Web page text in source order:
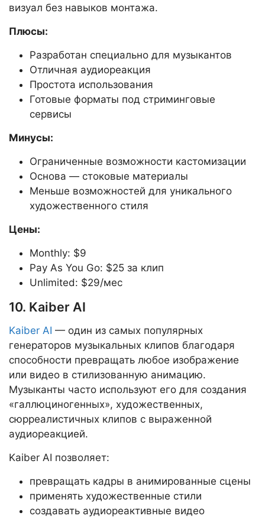
визуал без навыков монтажа.
Плюсы:
Разработан специально для музыкантов
Отличная аудиореакция
Простота использования
Готовые форматы под стриминговые
сервисы
Минусы:
Ограниченные возможности кастомизации
Основа — стоковые материалы
Меньше возможностей для уникального
художественного стиля
Цены:
Monthly: $9
Pay As You Go: $25 за клип
Unlimited: $29/мес
10. Kaiber AI
Kaiber AI — один из самых популярных
генераторов музыкальных клипов благодаря
способности превращать любое изображение
или видео в стилизованную анимацию.
Музыканты часто используют его для создания
«галлюциногенных», художественных,
сюрреалистичных клипов с выраженной
аудиореакцией.
Kaiber AI позволяет:
превращать кадры в анимированные сцены
применять художественные стили
создавать аудиореактивные видео